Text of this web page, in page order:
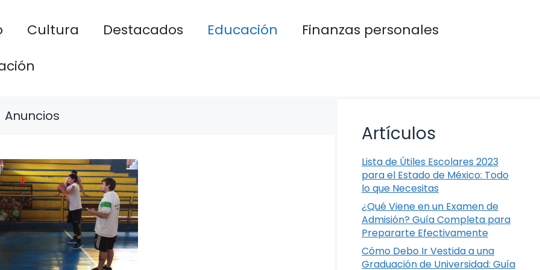
Cultura Destacados Educación
Finanzas personales
Anuncios
Artículos
Lista de Útiles Escolares 2023
para el Estado de México: Todo
lo que Necesitas
¿Qué Viene en un Examen de
Admisión? Guía Completa para
Prepararte Efectivamente
Cómo Debo Ir Vestida a una
Graduación de Universidad: Guía